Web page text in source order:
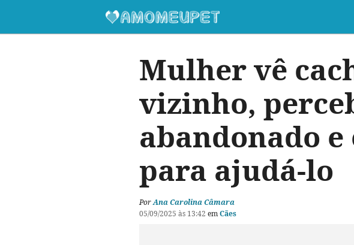
Mulher vê
vizinho,
abandonado
para ajudá-lo
PorAna Carolina Câmara
05/09/2025 às 13:42 emCães